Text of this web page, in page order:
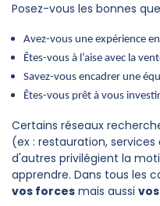
Posez-vous les bonnes
Avez-vous une expérience
Êtes-vous à l’aise avec la
Savez-vous encadrer une
Êtes-vous prêt à vous
Certains réseaux
(ex : restauration,
d'autres privilégient la
apprendre. Dans tous les
vos forces mais aussi